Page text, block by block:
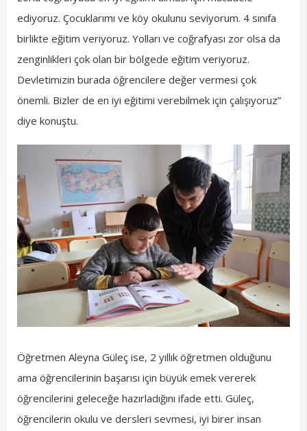
ediyoruz. Çocuklarımı ve köy okulunu seviyorum. 4 sınıfa
birlikte eğitim veriyoruz. Yolları ve coğrafyası zor olsa da
zenginlikleri çok olan bir bölgede eğitim veriyoruz.
Devletimizin burada öğrencilere değer vermesi çok
önemli. Bizler de en iyi eğitimi verebilmek için çalışıyoruz”
diye konuştu.
Öğretmen Aleyna Güleç ise, 2 yıllık öğretmen olduğunu
ama öğrencilerinin başarısı için büyük emek vererek
öğrencilerini geleceğe hazırladığını ifade etti. Güleç,
öğrencilerin okulu ve dersleri sevmesi, iyi birer insan